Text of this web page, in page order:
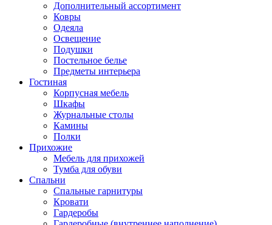
Дополнительный ассортимент
Ковры
Одеяла
Освещение
Подушки
Постельное белье
Предметы интерьера
Гостиная
Корпусная мебель
Шкафы
Журнальные столы
Камины
Полки
Прихожие
Мебель для прихожей
Тумба для обуви
Спальни
Спальные гарнитуры
Кровати
Гардеробы